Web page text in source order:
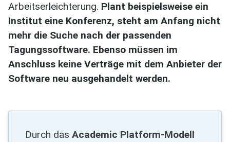
Arbeitserleichterung. Plant beispielsweise ein
Institut eine Konferenz, steht am Anfang nicht
mehr die Suche nach der passenden
Tagungssoftware. Ebenso müssen im
Anschluss keine Verträge mit dem Anbieter der
Software neu ausgehandelt werden.
Durch das Academic Platform-Modell